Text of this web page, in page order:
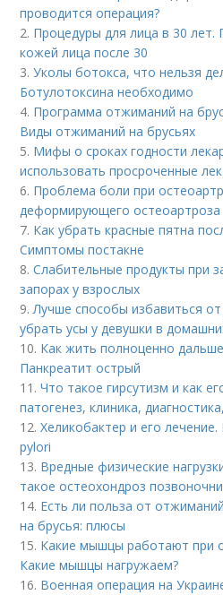
проводится операция?
2. Процедуры для лица в 30 лет.
кожей лица после 30
3.Уколы ботокса, что нельзя
Ботулотоксина необходимо
4. Программа отжиманий на
Виды отжиманий на брусьях
5. Мифы о сроках годности
использовать просроченные
6. Проблема боли при
деформирующего остеоартроза
7. Как убрать красные пятна
Симптомы постакне
8.Слабительные продукты при
запорах у взрослых
9.Лучше способы избавиться
убрать усы у девушки в
10. Как жить полноценно
Панкреатит острый
11.Что такое гирсутизм и как
патогенез, клиника,
12.Хеликобактер и его
pylori
13. Вредные физические
такое остеохондроз
14. Есть ли польза от
на брусья: плюсы
15. Какие мышцы работают при
Какие мышцы нагружаем?
16. Военная операция на